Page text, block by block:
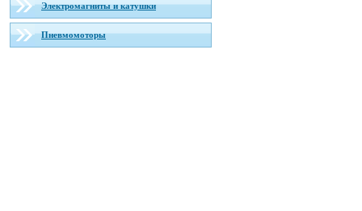
Электромагниты и катушки
Пневмомоторы